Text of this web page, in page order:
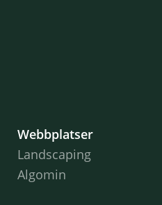
Webbplatser
Landscaping
Algomin